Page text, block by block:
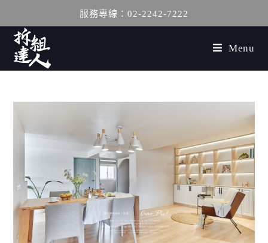
服務專線：02-2242-7222
Menu